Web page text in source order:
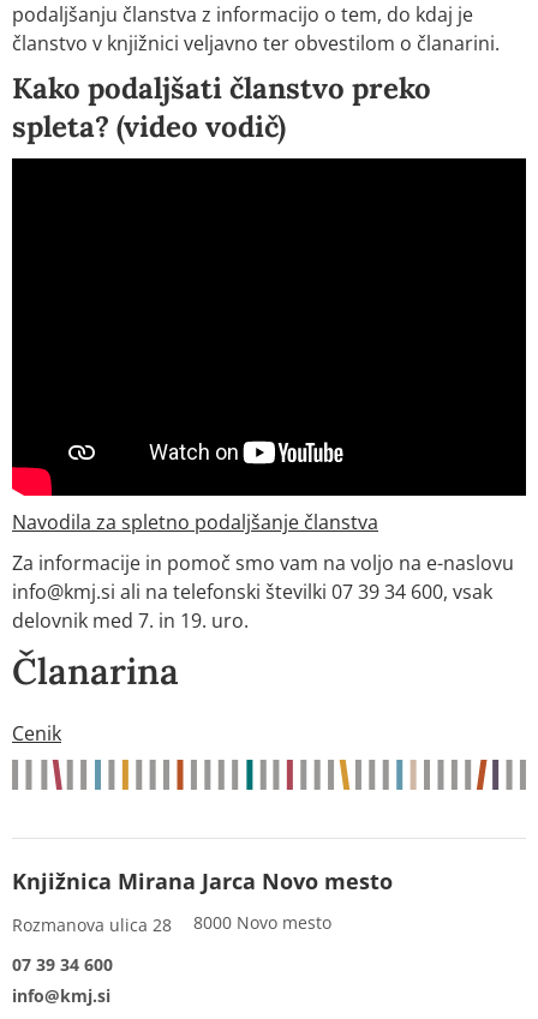
podaljšanju članstva z informacijo o tem, do kdaj je
članstvo v knjižnici veljavno ter obvestilom o članarini.
Kako podaljšati članstvo preko
spleta? (video vodič)
Navodila za spletno podaljšanje članstva
Za informacije in pomoč smo vam na voljo na e-naslovu
info@kmj.si ali na telefonski številki 07 39 34 600, vsak
delovnik med 7. in 19. uro.
Članarina
Cenik
Knjižnica Mirana Jarca Novo mesto
Rozmanova ulica 28
8000 Novo mesto
07 39 34 600
info@kmj.si